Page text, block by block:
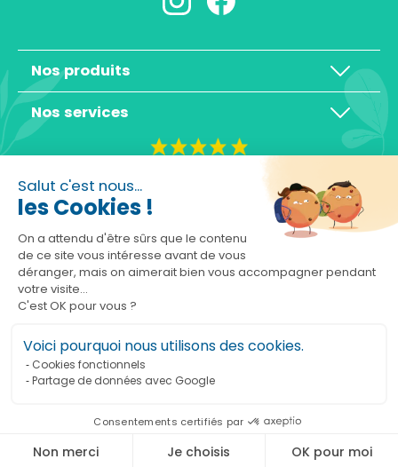
Salut c'est nous...
les Cookies !
On a attendu d'être sûrs que le contenu
de ce site vous intéresse avant de vous
déranger, mais on aimerait bien vous accompagner pendant
votre visite...
C'est OK pour vous ?
Voici pourquoi nous utilisons des cookies.
Cookies fonctionnels
Partage de données avec Google
Consentements certifiés par
Non merci Je choisis OK pour moi
Ajouter au panier
Nos produits
Nos services
Marchand approuvé par la Société des Avis Garantis,
cliquez ici pour vérifier